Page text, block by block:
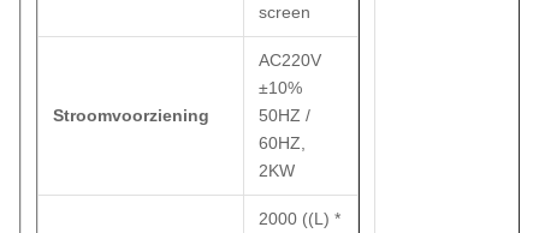
screen
Stroomvoorziening
AC220V
±10%
50HZ /
60HZ,
2KW
2000 ((L) *